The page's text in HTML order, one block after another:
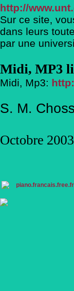
http://
Sur ce site,
dans leurs
par une
Midi, MP3
Midi, Mp3:
S. M.
Octobre
piano.francais.free.fr